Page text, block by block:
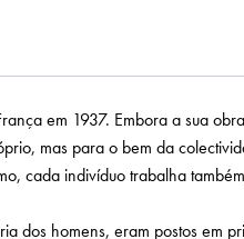
em 1937. Embora a sua
mas para o bem da
cada indivíduo trabalha
dos homens, eram postos